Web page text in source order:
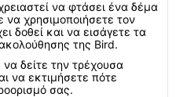
να φτάσει ένα δέμα
να χρησιμοποιήσετε τον
δοθεί και να εισάγετε τα
της Bird.
δείτε την τρέχουσα
να εκτιμήσετε πότε
σας.